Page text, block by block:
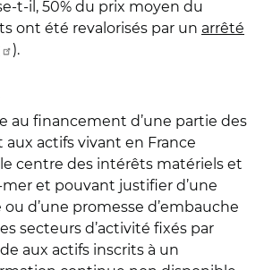
t-il, 50% du prix moyen du
ont été revalorisés par un arrêté
).
au financement d’une partie des
actifs vivant en France
centre des intérêts matériels et
et pouvant justifier d’une
d’une promesse d’embauche
secteurs d’activité fixés par
aux actifs inscrits à un